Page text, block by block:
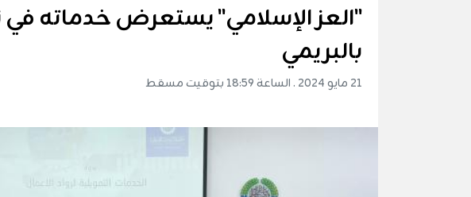
"العز الإسلامي" يستعرض خدماته في
بالبريمي
21 مايو 2024 . الساعة 18:59 بتوقيت مسقط